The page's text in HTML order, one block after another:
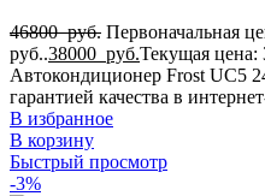
46800руб. Первоначальная
руб..38000 руб.Текущая цена:
Автокондиционер Frost UC5
гарантией качества в
В избранное
В корзину
Быстрый просмотр
-3%